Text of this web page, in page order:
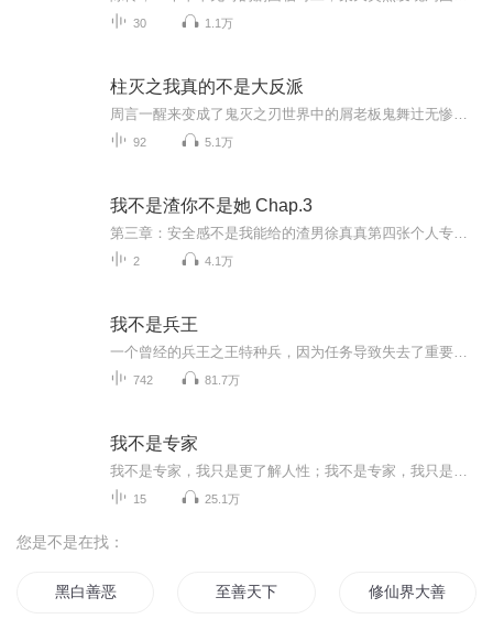
30 1.1万
柱灭之我真的不是大反派
92 5.1万
我不是渣你不是她 Chap.3
2 4.1万
我不是兵王
742 81.7万
我不是专家
15 25.1万
您是不是在找：
黑白善恶 至善天下 修仙界大善人